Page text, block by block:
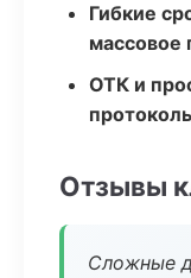
Гибкие
массовое
ОТК и
Отзывы
Сложные